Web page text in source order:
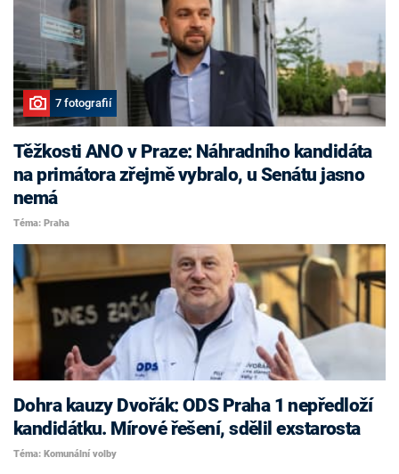
7 fotografií
Těžkosti ANO v Praze: Náhradního kandidáta
na primátora zřejmě vybralo, u Senátu jasno
nemá
Téma: Praha
Dohra kauzy Dvořák: ODS Praha 1 nepředloží
kandidátku. Mírové řešení, sdělil exstarosta
Téma: Komunální volby